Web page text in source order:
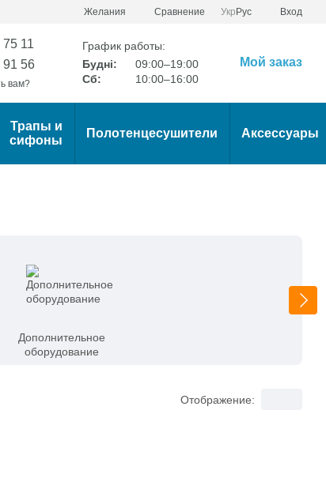
Желания Сравнение Укр Рус Вход
75 11
91 56
вам?
График работы:
Будні:
09:00–19:00
Сб:
10:00–16:00
Мой заказ
Трапы и
сифоны
Полотенцесушители Аксессуары
Дополнительное
оборудование
Отображение: